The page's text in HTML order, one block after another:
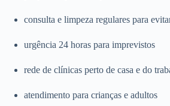
consulta e limpeza regulares para
urgência 24 horas para imprevistos
rede de clínicas perto de casa e do
atendimento para crianças e adultos